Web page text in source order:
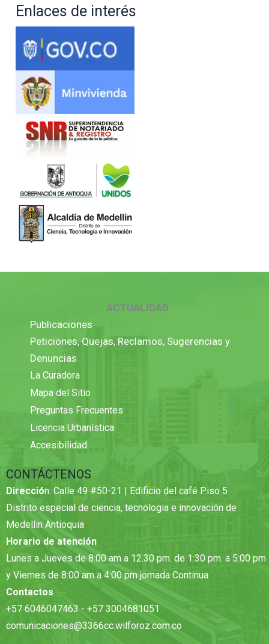
Enlaces de interés
ACTUALIDAD
Publicaciones
Peticiones, Quejas, Reclamos, Sugerencias y
Denuncias
La Curadora
Mapa del Sitio
Preguntas Frecuentes
Licencia Urbanística
Accesibilidad
CONTÁCTENOS
Dirección: Calle 49 #50-21 | Edificio del café Piso 5
Distrito especial de ciencia, tecnologia e innovación de
Medellin Antioquia
Horario de atención
Lunes a Jueves de 8:00 am a 12.30 pm. de 1:30 pm. a 5:00 pm
y Viernes de 8:00 am a 4:00 pm jornada Continua
Contactos
+57 6046047463 - +57 3004681051
comunicaciones@3366cc.wilforoz.com.co